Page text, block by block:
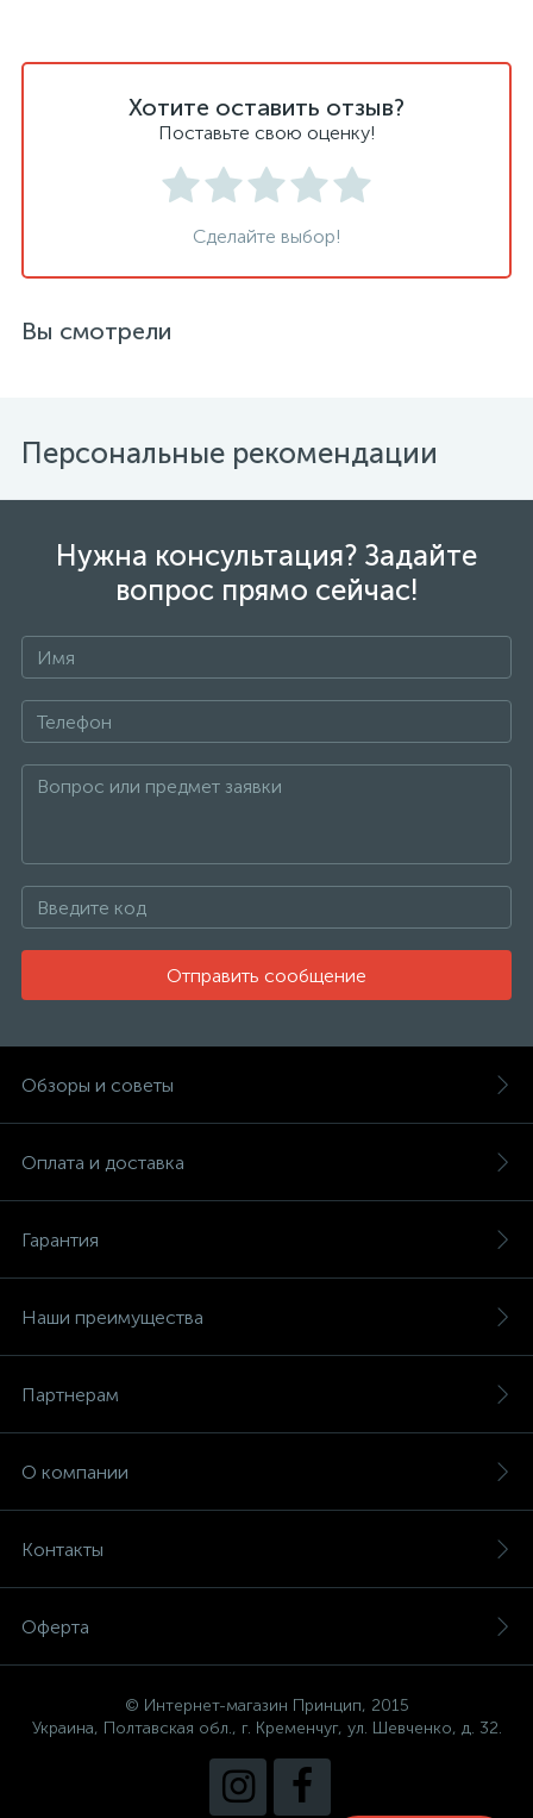
Хотите оставить отзыв?
Поставьте свою оценку!
Сделайте выбор!
Вы смотрели
Персональные рекомендации
Нужна консультация? Задайте
вопрос прямо сейчас!
Отправить сообщение
Обзоры и советы
Оплата и доставка
Гарантия
Наши преимущества
Партнерам
О компании
Контакты
Оферта
© Интернет-магазин Принцип, 2015
Украина, Полтавская обл., г. Кременчуг, ул. Шевченко, д. 32.